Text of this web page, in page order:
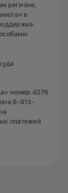
регионе,
в
номер 4276
8-913-
платежей